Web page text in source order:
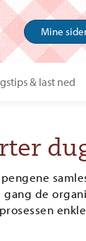
Mine
& last ned
de